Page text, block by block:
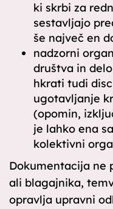
ki skrbi za
sestavljajo
še največ en
nadzorni
društva in
hkrati tudi
ugotavljanje
(opomin,
je lahko ena
kolektivni
Dokumentacija ne
ali blagajnika,
opravlja upravni